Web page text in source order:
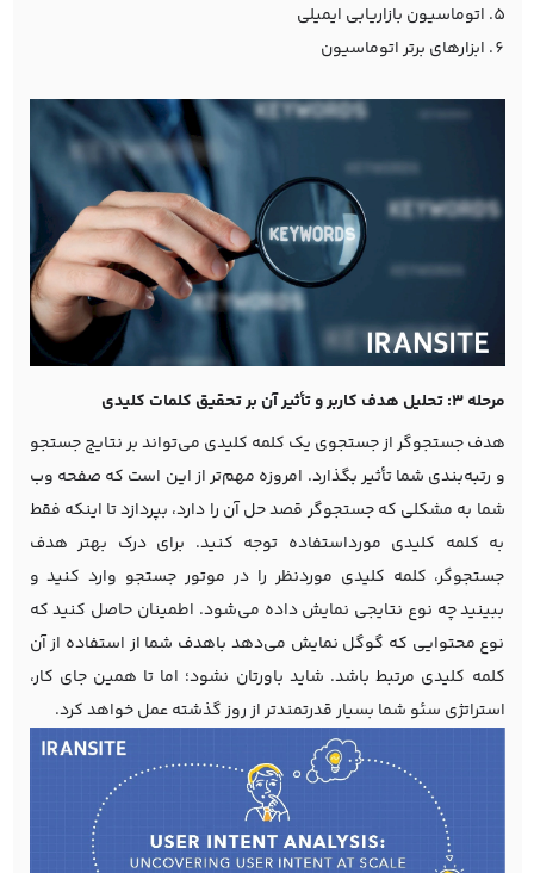
اتوماسیون بازاریابی ایمیلی
ابزارهای برتر اتوماسیون
مرحله 3: تحلیل هدف کاربر و تأثیر آن بر تحقیق کلمات کلیدی
هدف جستجوگر از جستجوی یک کلمه کلیدی می‌تواند بر نتایج جستجو
و رتبه‌بندی شما تأثیر بگذارد. امروزه مهم‌تر از این است که صفحه وب
شما به مشکلی که جستجوگر قصد حل آن را دارد، بپردازد تا اینکه فقط
به کلمه کلیدی مورداستفاده توجه کنید. برای درک بهتر هدف
جستجوگر، کلمه کلیدی موردنظر را در موتور جستجو وارد کنید و
ببینید چه نوع نتایجی نمایش داده می‌شود. اطمینان حاصل کنید که
نوع محتوایی که گوگل نمایش می‌دهد باهدف شما از استفاده از آن
کلمه کلیدی مرتبط باشد. شاید باورتان نشود؛ اما تا همین جای کار،
استراتژی سئو شما بسیار قدرتمندتر از روز گذشته عمل خواهد کرد.